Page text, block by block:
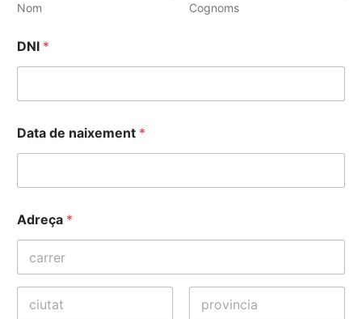
Nom Cognoms
DNI *
Data de naixement *
Adreça *